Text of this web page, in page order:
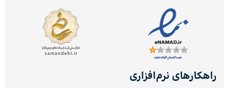
راهکارهای نرم‌افزاری